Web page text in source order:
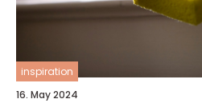
inspiration
16. May 2024